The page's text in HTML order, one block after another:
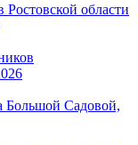
Ростовской области
Большой Садовой,